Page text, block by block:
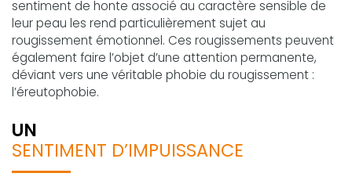
sentiment de honte associé au caractère sensible de
leur peau les rend particulièrement sujet au
rougissement émotionnel. Ces rougissements peuvent
également faire l’objet d’une attention permanente,
déviant vers une véritable phobie du rougissement :
l’éreutophobie.
UN
SENTIMENT D’IMPUISSANCE